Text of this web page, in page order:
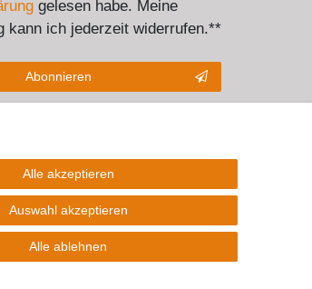
gelesen habe. Meine
kann ich jederzeit widerrufen.**
Abonnieren
Alle akzeptieren
Auswahl akzeptieren
Alle ablehnen